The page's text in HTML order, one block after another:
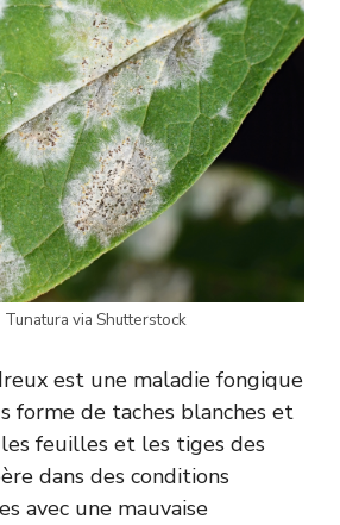
via Shutterstock
est une maladie fongique
forme de taches blanches et
feuilles et les tiges des
dans des conditions
avec une mauvaise